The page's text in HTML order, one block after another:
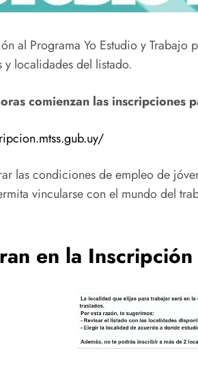
al Programa Yo Estudio y
y localidades del listado.
comienzan las
las condiciones de empleo de
vincularse con el mundo del
en la